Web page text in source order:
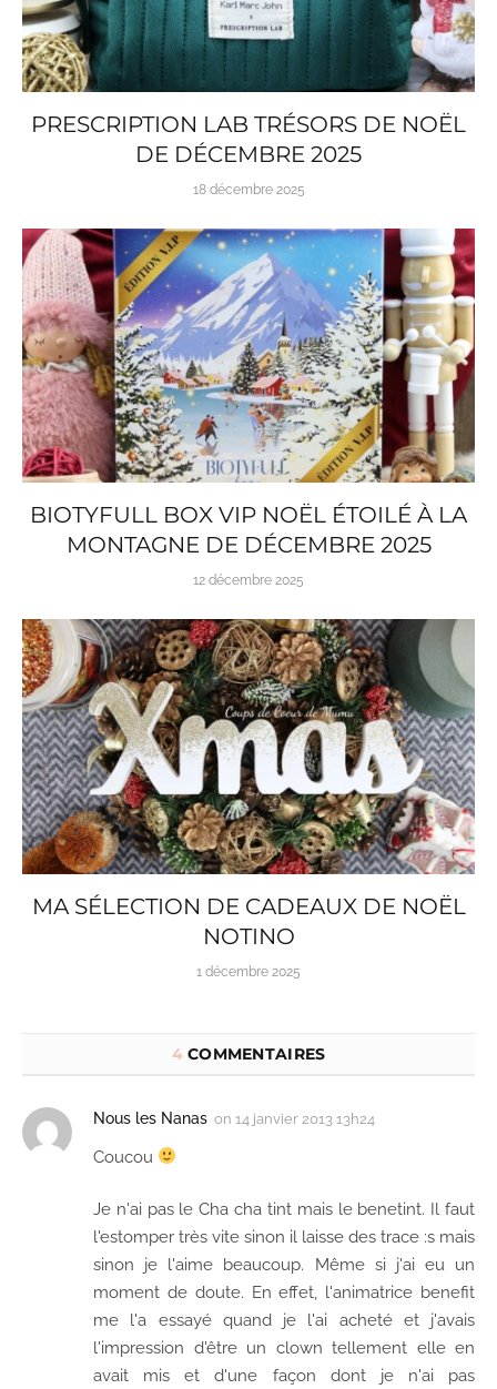
PRESCRIPTION LAB TRÉSORS DE NOËL
DE DÉCEMBRE 2025
18 décembre 2025
BIOTYFULL BOX VIP NOËL ÉTOILÉ À LA
MONTAGNE DE DÉCEMBRE 2025
12 décembre 2025
MA SÉLECTION DE CADEAUX DE NOËL
NOTINO
1 décembre 2025
4COMMENTAIRES
Nous les Nanas on 14 janvier 2013 13h24
Coucou
Je n'ai pas le Cha cha tint mais le benetint. Il faut
l'estomper très vite sinon il laisse des trace :s mais
sinon je l'aime beaucoup. Même si j'ai eu un
moment de doute. En effet, l'animatrice benefit
me l'a essayé quand je l'ai acheté et j'avais
l'impression d'être un clown tellement elle en
avait mis et d'une façon dont je n'ai pas